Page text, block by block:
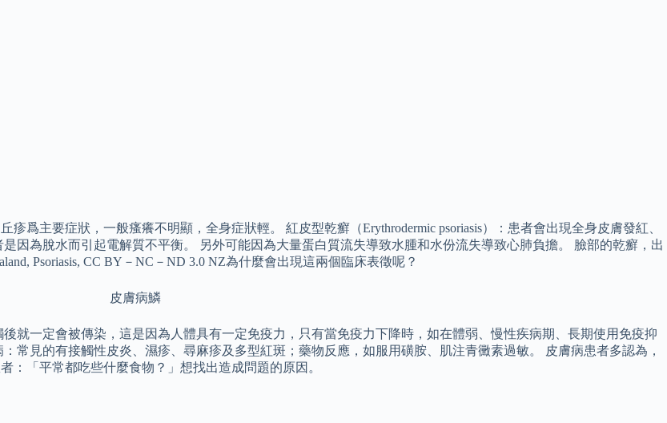
爲主要症狀，一般瘙癢不明顯，全身症狀輕。 紅皮型乾癬（Erythrodermic psoriasis）：患者會出現全身皮膚發紅、
因為脫水而引起電解質不平衡。 另外可能因為大量蛋白質流失導致水腫和水份流失導致心肺負擔。 臉部的乾癬，出
Psoriasis, CC BY－NC－ND 3.0 NZ為什麼會出現這兩個臨床表徵呢？
就一定會被傳染，這是因為人體具有一定免疫力，只有當免疫力下降時，如在體弱、慢性疾病期、長期使用免疫抑
常見的有接觸性皮炎、濕疹、尋麻疹及多型紅斑；藥物反應，如服用磺胺、肌注青黴素過敏。 皮膚病患者多認為，
：「平常都吃些什麼食物？」想找出造成問題的原因。